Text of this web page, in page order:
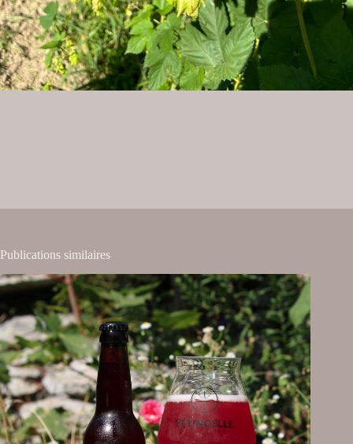
Publications similaires